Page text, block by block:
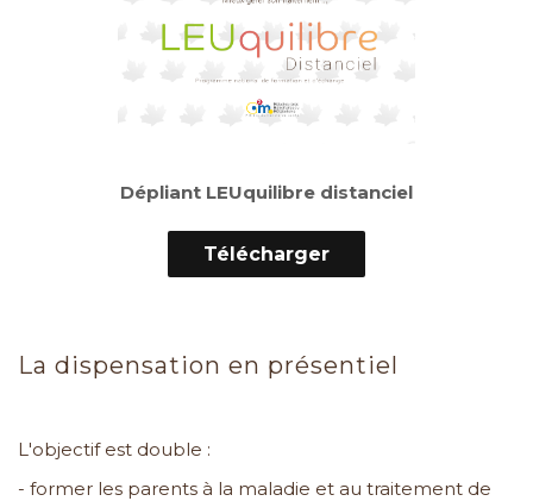
Dépliant LEUquilibre distanciel
Télécharger
La dispensation en présentiel
L'objectif est double :
- former les parents à la maladie et au traitement de